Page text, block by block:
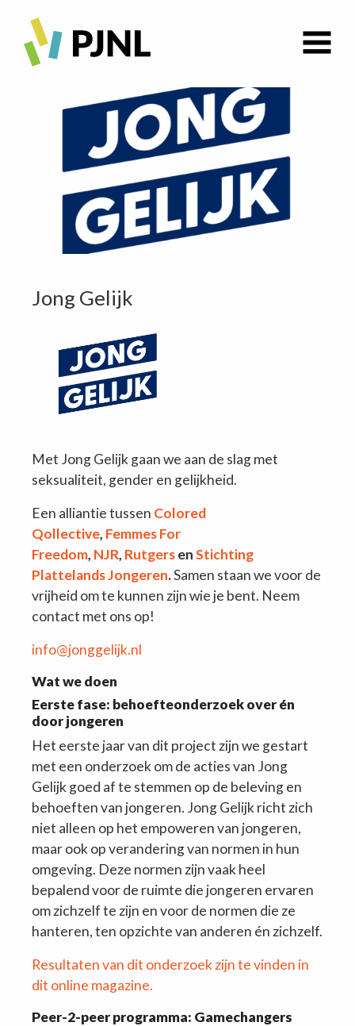
Jong Gelijk
Met Jong Gelijk gaan we aan de slag met
seksualiteit, gender en gelijkheid.
Een alliantie tussen Colored
Qollective, Femmes For
Freedom, NJR, RutgersenStichting
Plattelands Jongeren.Samen staan we voor de
vrijheid om te kunnen zijn wie je bent. Neem
contact met ons op!
info@jonggelijk.nl
Wat we doen
Eerste fase: behoefteonderzoek over én
door jongeren
Het eerste jaar van dit project zijn we gestart
met een onderzoek om de acties van Jong
Gelijk goed af te stemmen op de beleving en
behoeften van jongeren. Jong Gelijk richt zich
niet alleen op het empoweren van jongeren,
maar ook op verandering van normen in hun
omgeving. Deze normen zijn vaak heel
bepalend voor de ruimte die jongeren ervaren
om zichzelf te zijn en voor de normen die ze
hanteren, ten opzichte van anderen én zichzelf.
Resultaten van dit onderzoek zijn te vinden in
dit online magazine.
Peer-2-peer programma: Gamechangers